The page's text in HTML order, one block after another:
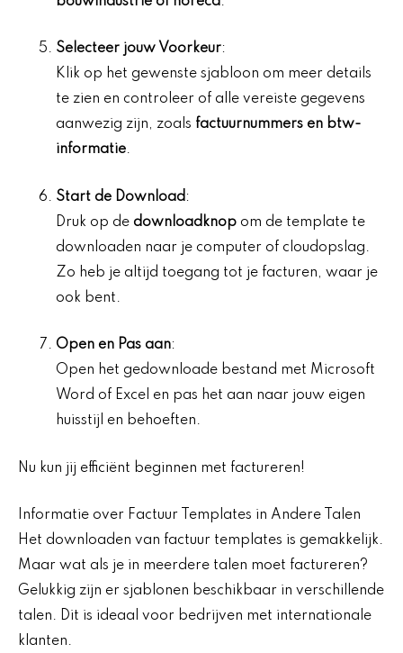
Selecteer jouw Voorkeur:
Klik op het gewenste sjabloon om meer details
te zien en controleer of alle vereiste gegevens
aanwezig zijn, zoals factuurnummers en btw-
informatie.
Start de Download :
Druk op de downloadknop om de template te
downloaden naar je computer of cloudopslag.
Zo heb je altijd toegang tot je facturen, waar je
ook bent.
Open en Pas aan:
Open het gedownloade bestand met Microsoft
Word of Excel en pas het aan naar jouw eigen
huisstijl en behoeften.
Nu kun jij efficiënt beginnen met factureren!
Informatie over Factuur Templates in Andere Talen
Het downloaden van factuur templates is gemakkelijk.
Maar wat als je in meerdere talen moet factureren?
Gelukkig zijn er sjablonen beschikbaar in verschillende
talen. Dit is ideaal voor bedrijven met internationale
klanten.